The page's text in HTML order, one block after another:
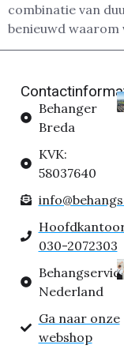
combinatie van
benieuwd waarom
Behanger
Breda
KVK:
58037640
030-2072303
Nederland
Ga naar onze
webshop